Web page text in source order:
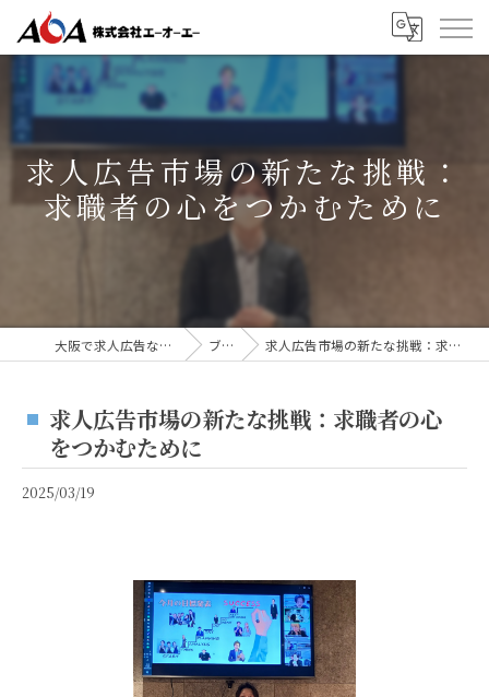
求人広告市場の新たな挑戦：
求職者の心をつかむために
大阪で求人広告なら株式会社AOA ブログ 求人広告市場の新たな挑戦：求職者の心をつかむために
求人広告市場の新たな挑戦：求職者の心
をつかむために
2025/03/19